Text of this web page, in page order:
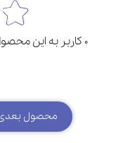
محصول بعدی